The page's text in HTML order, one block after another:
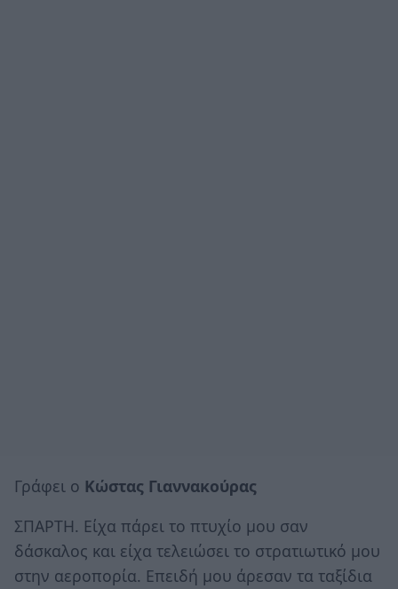
Γράφει ο Κώστας Γιαννακούρας
ΣΠΑΡΤΗ. Είχα πάρει το πτυχίο μου σαν
δάσκαλος και είχα τελειώσει το στρατιωτικό μου
στην αεροπορία. Επειδή μου άρεσαν τα ταξίδια